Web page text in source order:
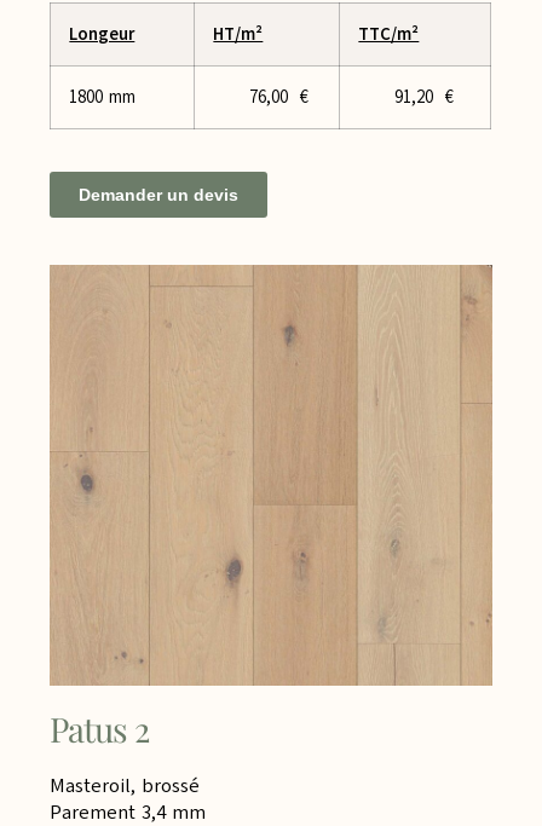
Longeur HT/m² TTC/m²
1800 mm 76,00 € 91,20 €
Demander un devis
Patus 2
Masteroil, brossé
Parement 3,4 mm